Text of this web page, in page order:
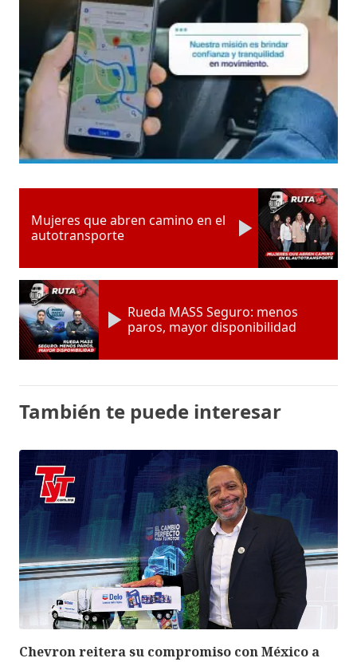
Mujeres que abren camino en el
autotransporte
Rueda MASS Seguro: menos
paros, mayor disponibilidad
También te puede interesar
Chevron reitera su compromiso con México a